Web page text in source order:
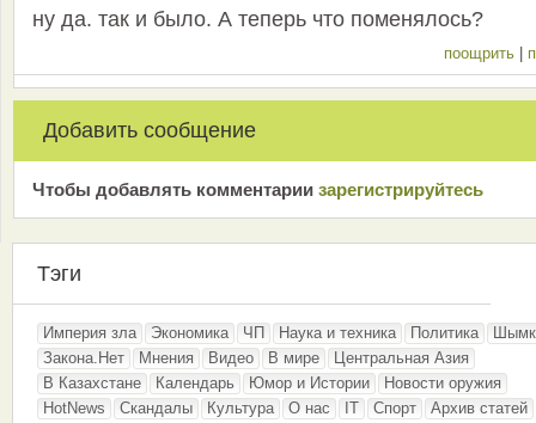
ну да. так и было. А теперь что поменялось?
поощрить
Добавить сообщение
Чтобы добавлять комментарии зарeгиcтрирyйтeсь
Тэги
Империя зла Экономика ЧП Наука и техника Политика
Закона.Нет
Мнения Видео В мире
Центральная Азия
В Казахстане
Календарь Юмор и Истории
Новости оружия
HotNews
Скандалы Культура О нас IT Спорт
Архив статей